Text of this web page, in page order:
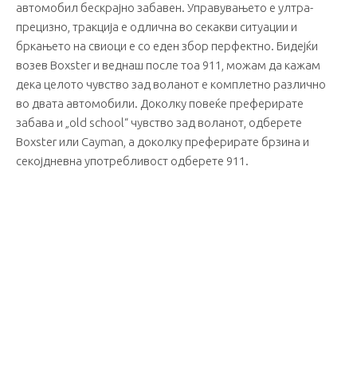
автомобил бескрајно забавен. Управувањето е ултра-
прецизно, тракција е одлична во секакви ситуации и
бркањето на свиоци е со еден збор перфектно. Бидејќи
возев Boxster и веднаш после тоа 911, можам да кажам
дека целото чувство зад воланот е комплетно различно
во двата автомобили. Доколку повеќе преферирате
забава и „old school“ чувство зад воланот, одберете
Boxster или Cayman, а доколку преферирате брзина и
секојдневна употребливост одберете 911.